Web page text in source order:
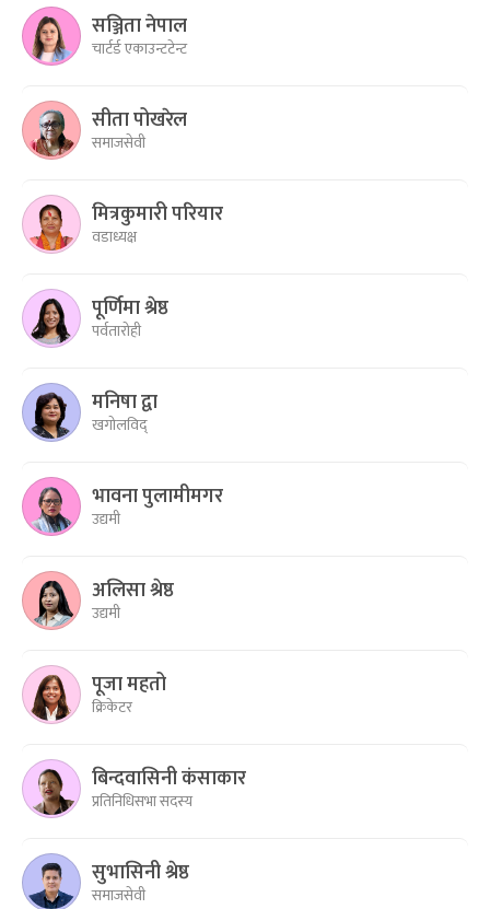
सञ्जिता नेपाल
चार्टर्ड एकाउन्टटेन्ट
सीता पोखरेल
समाजसेवी
मित्रकुमारी परियार
वडाध्यक्ष
पूर्णिमा श्रेष्ठ
पर्वतारोही
मनिषा द्वा
खगोलविद्
भावना पुलामीमगर
उद्यमी
अलिसा श्रेष्ठ
उद्यमी
पूजा महतो
क्रिकेटर
बिन्दवासिनी कंसाकार
प्रतिनिधिसभा सदस्य
सुभासिनी श्रेष्ठ
समाजसेवी